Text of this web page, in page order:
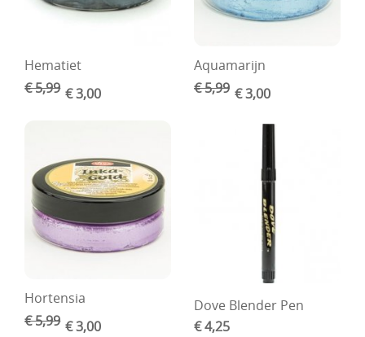
Hematiet
€ 5,99 € 3,00
Aquamarijn
€ 5,99 € 3,00
Hortensia
€ 5,99 € 3,00
Dove Blender Pen
€ 4,25